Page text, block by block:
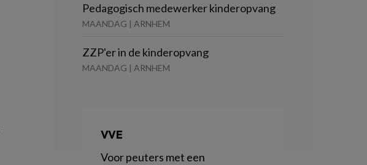
Pedagogisch medewerker kinderopvang
MAANDAG | ARNHEM
ZZP'er in de kinderopvang
MAANDAG | ARNHEM
VVE
Voor peuters met een